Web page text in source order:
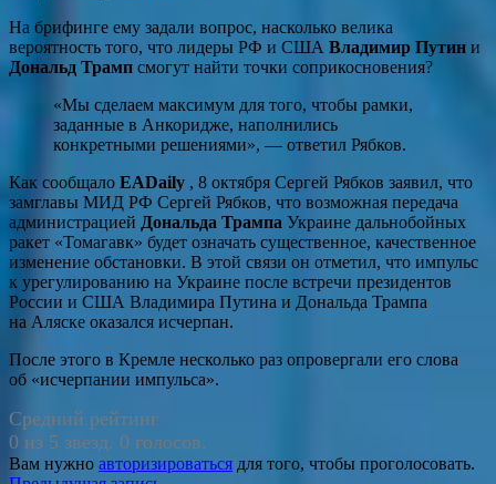
На брифинге ему задали вопрос, насколько велика
вероятность того, что лидеры РФ и США Владимир Путин и
Дональд Трамп смогут найти точки соприкосновения?
«Мы сделаем максимум для того, чтобы рамки,
заданные в Анкоридже, наполнились
конкретными решениями», — ответил Рябков.
Как сообщало EADaily , 8 октября Сергей Рябков заявил, что
замглавы МИД РФ Сергей Рябков, что возможная передача
администрацией Дональда Трампа Украине дальнобойных
ракет «Томагавк» будет означать существенное, качественное
изменение обстановки. В этой связи он отметил, что импульс
к урегулированию на Украине после встречи президентов
России и США Владимира Путина и Дональда Трампа
на Аляске оказался исчерпан.
После этого в Кремле несколько раз опровергали его слова
об «исчерпании импульса».
Средний рейтинг
0 из 5 звезд. 0 голосов.
Вам нужно авторизироваться для того, чтобы проголосовать.